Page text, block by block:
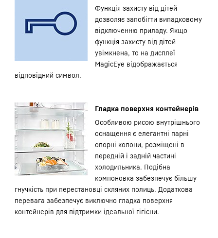
Функція захисту від дітей
дозволяє запобігти випадковому
відключенню приладу. Якщо
функція захисту від дітей
увімкнена, то на дисплеї
MagicEye відображається
відповідний символ.
Гладка поверхня контейнерів
Особливою рисою внутрішнього
оснащення є елегантні парні
опорні колони, розміщені в
передній і задній частині
холодильника. Подібна
компоновка забезпечує більшу
гнучкість при перестановці скляних полиць. Додаткова
перевага забезпечує виключно гладка поверхня
контейнерів для підтримки ідеальної гігієни.